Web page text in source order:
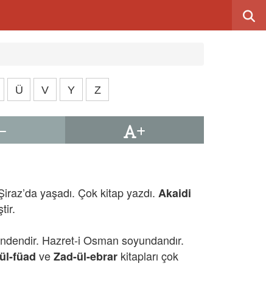
Ü V Y Z
yaşadı. Çok kitap yazdı. Akaidi
Hazret-i Osman soyundandır.
füad veZad-ül-ebrar kitapları çok